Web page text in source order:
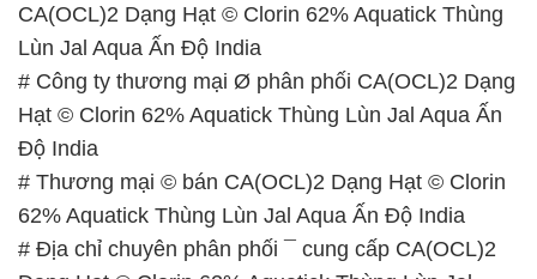
CA(OCL)2 Dạng Hạt © Clorin 62% Aquatick Thùng
Lùn Jal Aqua Ấn Độ India
# Công ty thương mại Ø phân phối CA(OCL)2 Dạng
Hạt © Clorin 62% Aquatick Thùng Lùn Jal Aqua Ấn
Độ India
# Thương mại © bán CA(OCL)2 Dạng Hạt © Clorin
62% Aquatick Thùng Lùn Jal Aqua Ấn Độ India
# Địa chỉ chuyên phân phối ¯ cung cấp CA(OCL)2